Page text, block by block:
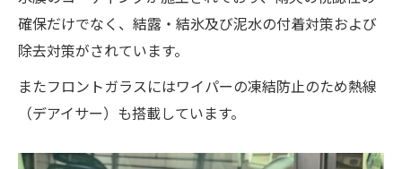
確保だけでなく、結露・結氷及び泥水の付着対策および
除去対策がされています。
またフロントガラスにはワイパーの凍結防止のため熱線
（デアイサー）も搭載しています。